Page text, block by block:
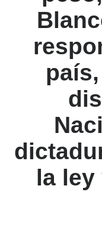
la ley